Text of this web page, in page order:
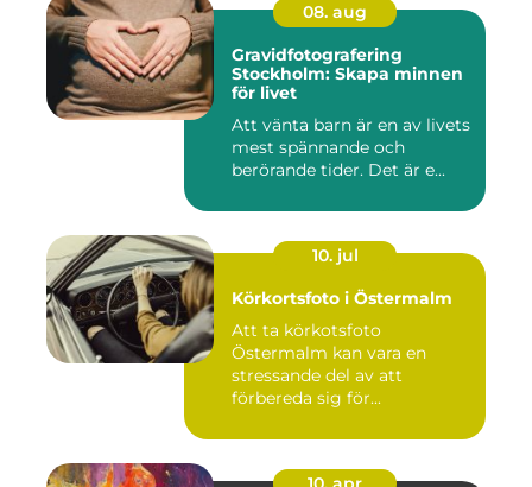
08. aug
Gravidfotografering
Stockholm: Skapa minnen
för livet
Att vänta barn är en av livets
mest spännande och
berörande tider. Det är e...
10. jul
Körkortsfoto i Östermalm
Att ta körkotsfoto
Östermalm kan vara en
stressande del av att
förbereda sig för...